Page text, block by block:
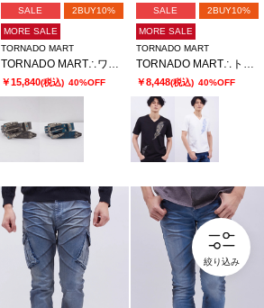
SALE 2BUY10%
MORE SALE
TORNADO MART
TORNADO MART∴ワイルドラプソディースタッズベルト
￥15,840(税込) 40%OFF
SALE 2BUY10%
MORE SALE
TORNADO MART
TORNADO MART∴トライバル３ＤプリントハンソデＶネックカットソー
￥8,448(税込) 40%OFF
絞り込み